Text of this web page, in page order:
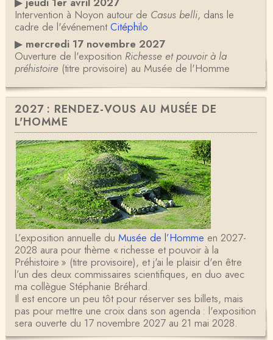
Intervention à Noyon autour de Casus belli, dans le
cadre de l'événementCitéphilo
▶ mercredi 17 novembre 2027
Ouverture de l'exposition Richesse et pouvoir à la
préhistoire(titre provisoire) au Musée de l'Homme
2027 : RENDEZ-VOUS AU MUSÉE DE
L'HOMME
L’exposition annuelle du Musée de l’Homme en 2027-
2028 aura pour thème « richesse et pouvoir à la
Préhistoire » (titre provisoire), et j'ai le plaisir d'en être
l’un des deux commissaires scientifiques, en duo avec
ma collègue Stéphanie Bréhard.
Il est encore un peu tôt pour réserver ses billets, mais
pas pour mettre une croix dans son agenda : l'exposition
sera ouverte du 17 novembre 2027 au 21 mai 2028.